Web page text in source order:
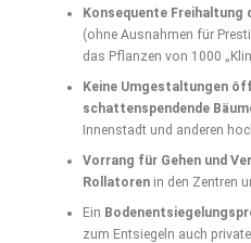
Konsequente Freihaltung
(ohne Ausnahmen für
das Pflanzen von 1000
Keine Umgestaltungen
schattenspendende
Innenstadt und anderen
Vorrang für Gehen und
Rollatorenin den Zentren
Ein
zum Entsiegeln auch